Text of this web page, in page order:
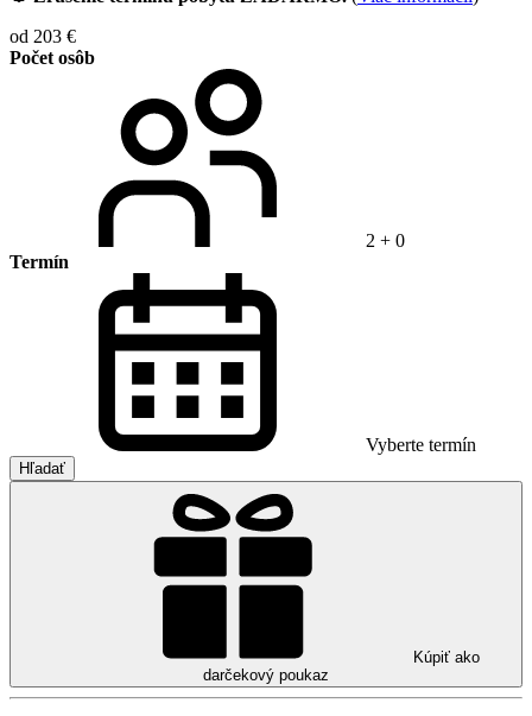
od 203 €
Počet osôb
2 + 0
Termín
Vyberte termín
Hľadať
Kúpiť ako
darčekový poukaz